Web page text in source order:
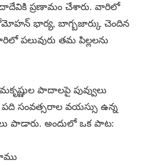
ప్రణామం చేశారు. వారిలో
భార్య, బాగ్బజార్కు చెందిన
పలువురు తమ పిల్లలను
పాదాలపై పువ్వులు
సంవత్సరాల వయస్సు ఉన్న
పాడారు. అందులో ఒక పాట: